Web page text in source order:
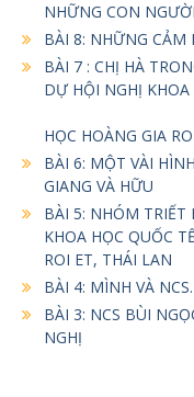
NHỮNG CON
BÀI 8: NHỮNG CẢM
BÀI 7 : CHỊ HÀ
DỰ HỘI NGHỊ KHOA
TẠI
HỌC HOÀNG GIA
BÀI 6: MỘT VÀI
GIANG VÀ HỮU
BÀI 5: NHÓM
KHOA HỌC QUỐC
ROI ET, THÁI LAN
BÀI 4: MÌNH VÀ
BÀI 3: NCS BÙI
NGHỊ